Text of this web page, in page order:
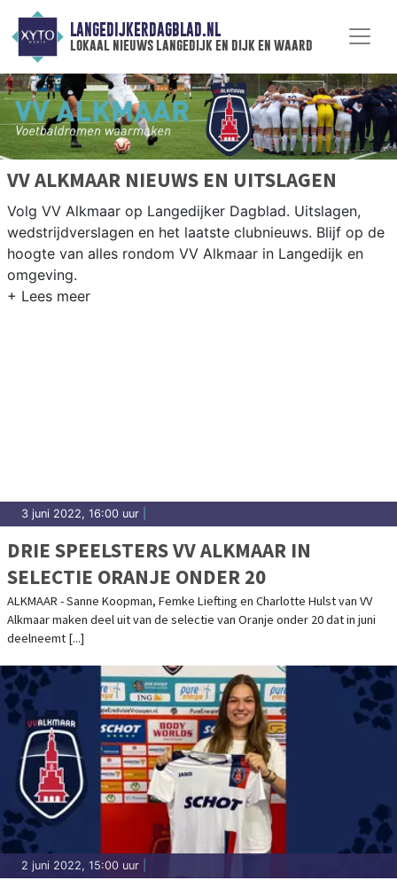
LANGEDIJKERDAGBLAD.NL
lokaal nieuws langedijk en dijk en waard
VV ALKMAAR NIEUWS EN UITSLAGEN
Volg VV Alkmaar op Langedijker Dagblad. Uitslagen,
wedstrijdverslagen en het laatste clubnieuws. Blijf op de
hoogte van alles rondom VV Alkmaar in Langedijk en
omgeving.
3 juni 2022, 16:00 uur
DRIE SPEELSTERS VV ALKMAAR IN
SELECTIE ORANJE ONDER 20
ALKMAAR - Sanne Koopman, Femke Liefting en Charlotte Hulst van VV
Alkmaar maken deel uit van de selectie van Oranje onder 20 dat in juni
deelneemt [...]
2 juni 2022, 15:00 uur